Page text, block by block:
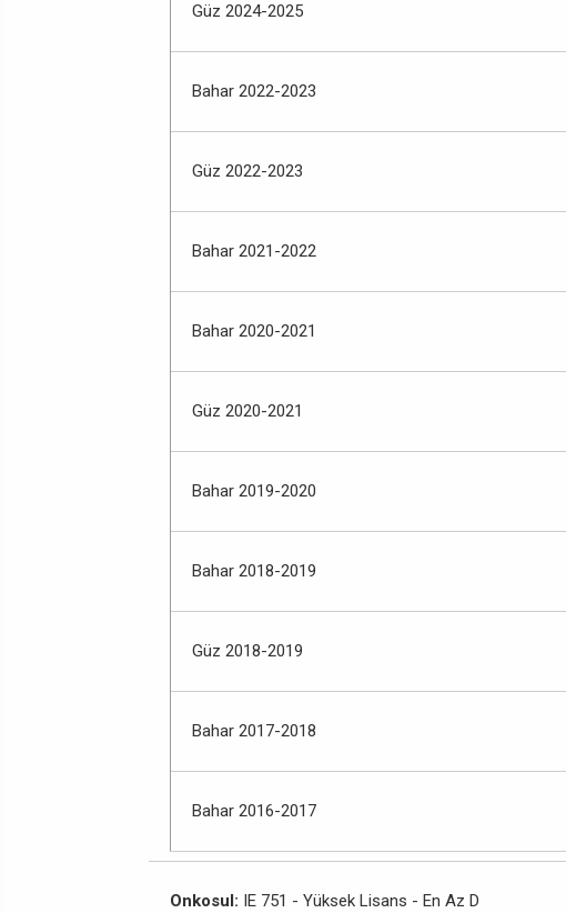
Güz 2024-2025
Bahar 2022-2023
Güz 2022-2023
Bahar 2021-2022
Bahar 2020-2021
Güz 2020-2021
Bahar 2019-2020
Bahar 2018-2019
Güz 2018-2019
Bahar 2017-2018
Bahar 2016-2017
Onkosul: IE 751 - Yüksek Lisans - En Az D